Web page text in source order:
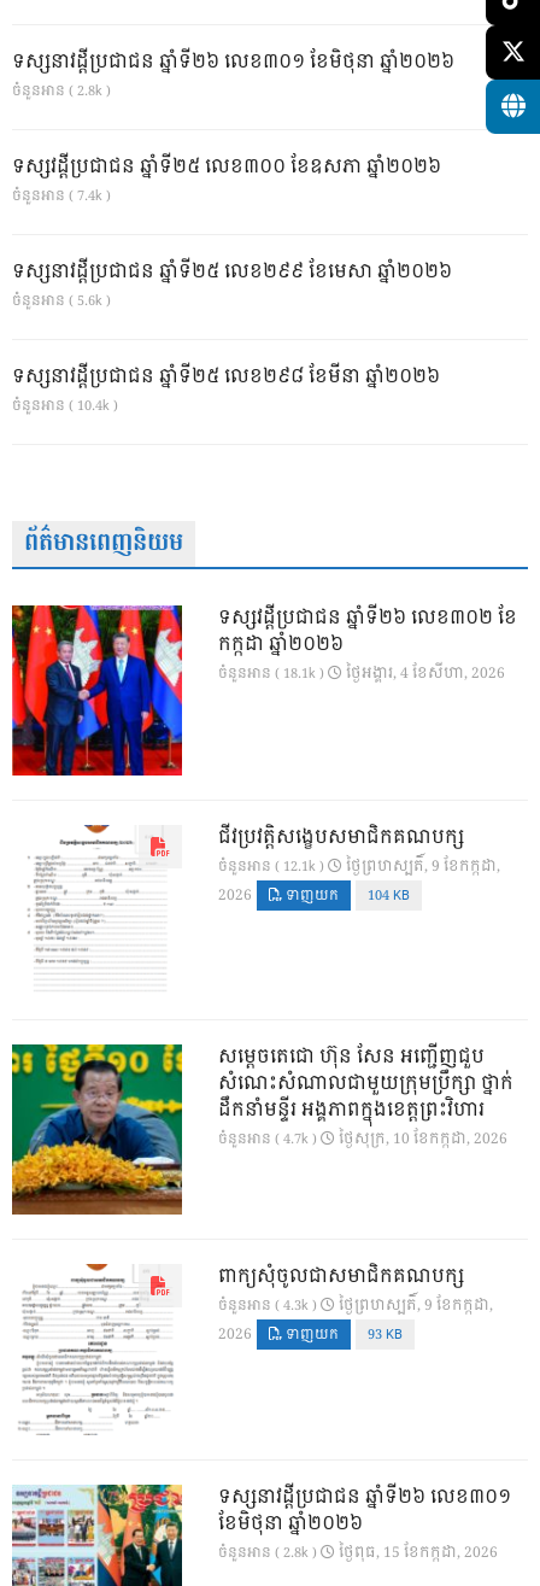
ទស្សនាវដ្ដីប្រជាជន ឆ្នាំទី២៦ លេខ៣០១ ខែមិថុនា ឆ្នាំ២០២៦
ចំនួនអាន ( 2.8k )
ទស្សវដ្តីប្រជាជន ឆ្នាំទី២៥ លេខ៣០០ ខែឧសភា ឆ្នាំ២០២៦
ចំនួនអាន ( 7.4k )
ទស្សនាវដ្ដីប្រជាជន ឆ្នាំទី២៥ លេខ២៩៩ ខែមេសា ឆ្នាំ២០២៦
ចំនួនអាន ( 5.6k )
ទស្សនាវដ្ដីប្រជាជន ឆ្នាំទី២៥ លេខ២៩៨ ខែមីនា ឆ្នាំ២០២៦
ចំនួនអាន ( 10.4k )
ព័ត៌មានពេញនិយម
ទស្សវដ្តីប្រជាជន ឆ្នាំទី២៦ លេខ៣០២ ខែ
កក្កដា ឆ្នាំ២០២៦
ចំនួនអាន ( 18.1k ) ថ្ងៃ​អង្គារ, 4 ខែ​សីហា, 2026
ជីវប្រវត្តិសង្ខេបសមាជិកគណបក្ស
ចំនួនអាន ( 12.1k )
ថ្ងៃ​ព្រហស្បតិ៍, 9 ខែ​កក្កដា,
2026
ទាញយក 104 KB
សម្តេចតេជោ ហ៊ុន សែន អញ្ជើញជួប
សំណេះសំណាលជាមួយក្រុមប្រឹក្សា ថ្នាក់
ដឹកនាំមន្ទីរ អង្គភាពក្នុងខេត្តព្រះវិហារ
ចំនួនអាន ( 4.7k ) ថ្ងៃ​សុក្រ, 10 ខែ​កក្កដា, 2026
ពាក្យសុំចូលជាសមាជិកគណបក្ស
ចំនួនអាន ( 4.3k )
ថ្ងៃ​ព្រហស្បតិ៍, 9 ខែ​កក្កដា,
2026
ទាញយក 93 KB
ទស្សនាវដ្ដីប្រជាជន ឆ្នាំទី២៦ លេខ៣០១
ខែមិថុនា ឆ្នាំ២០២៦
ចំនួនអាន ( 2.8k ) ថ្ងៃ​ពុធ, 15 ខែ​កក្កដា, 2026